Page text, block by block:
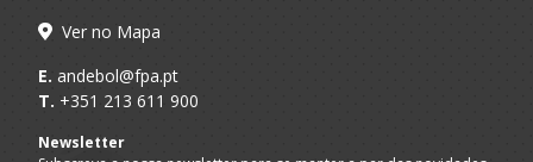
Ver no Mapa
E. andebol@fpa.pt
T. +351 213 611 900
Newsletter